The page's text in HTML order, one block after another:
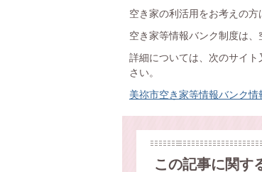
空き家の利活用をお考えの方
空き家等情報バンク制度は、
詳細については、次のサイ
さい。
美祢市空き家等情報バンク情
この記事に関す